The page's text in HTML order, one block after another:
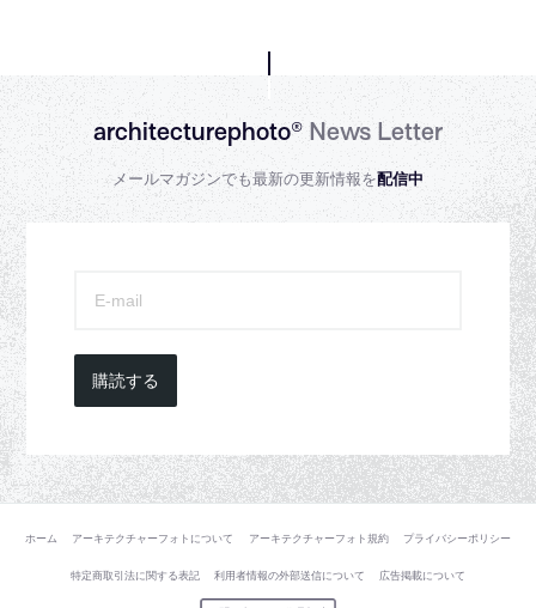
architecturephoto®News Letter
メールマガジンでも最新の更新情報を配信中
購読する
ホーム アーキテクチャーフォトについて アーキテクチャーフォト規約 プライバシーポリシー
特定商取引法に関する表記 利用者情報の外部送信について 広告掲載について